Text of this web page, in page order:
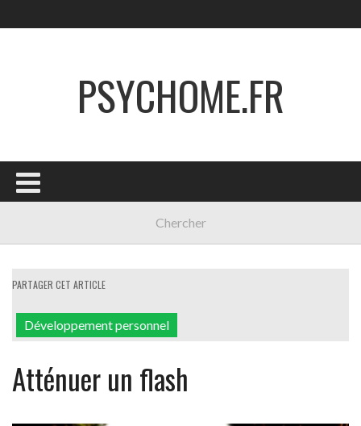
PSYCHOME.FR
PARTAGER CET ARTICLE
Développement personnel
Atténuer un flash